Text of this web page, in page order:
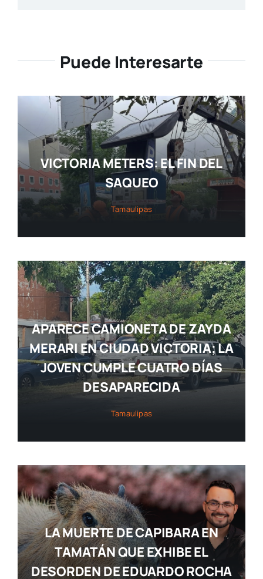
Puede Interesarte
VICTORIA METERS: EL FIN DEL
SAQUEO
Tamaulipas
APARECE CAMIONETA DE ZAYDA
MERARI EN CIUDAD VICTORIA; LA
JOVEN CUMPLE CUATRO DÍAS
DESAPARECIDA
Tamaulipas
LA MUERTE DE CAPIBARA EN
TAMATÁN QUE EXHIBE EL
DESORDEN DE EDUARDO ROCHA